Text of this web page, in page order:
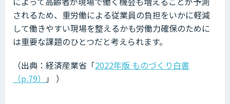
されるため、重労働による従業員の負担をいかに軽減
して働きやすい現場を整えるかも労働力確保のために
は重要な課題のひとつだと考えられます。
（出典：経済産業省「2022年版 ものづくり白書
（p.79） 」 ）